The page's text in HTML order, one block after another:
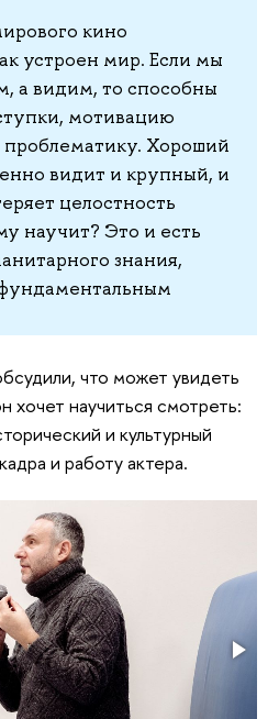
кино
устроен мир. Если мы
а видим, то способны
мотивацию
Хороший
видит и крупный, и
целостность
научит? Это и есть
знания,
что может увидеть
хочет научиться смотреть:
и культурный
и работу актера.